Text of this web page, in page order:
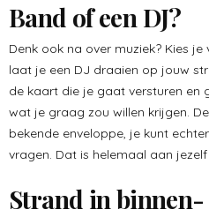
Band of een DJ?
Denk ook na over muziek? Kies
laat je een DJ draaien op jouw
de kaart die je gaat versturen en
wat je graag zou willen krijgen.
bekende enveloppe, je kunt
vragen. Dat is helemaal aan jezelf
Strand in